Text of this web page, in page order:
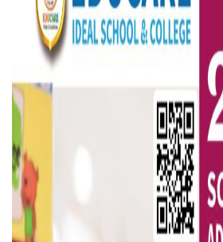
বৈষম্যবিরোধী ছাত্র আন্দোলনের